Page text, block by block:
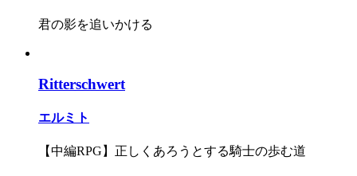
君の影を追いかける
Ritterschwert
エルミト
【中編RPG】正しくあろうとする騎士の歩む道